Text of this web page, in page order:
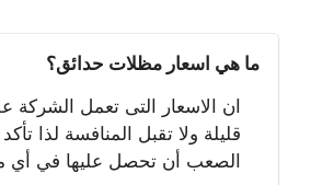
ما هي اسعار مظلات حدائق؟
ان الاسعار التى تعمل الشركة
قليلة ولا تقبل المنافسة لذا
الصعب أن تحصل عليها في أي